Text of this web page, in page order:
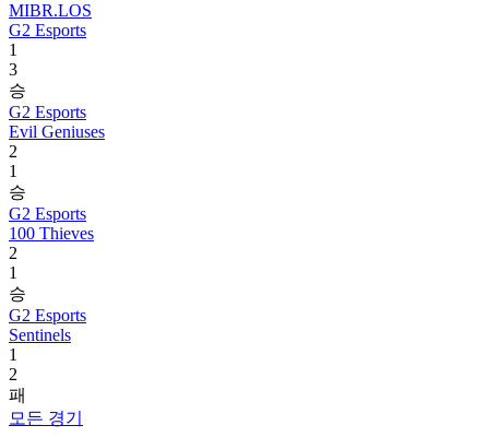
MIBR.LOS
G2 Esports
1
3
승
G2 Esports
Evil Geniuses
2
1
승
G2 Esports
100 Thieves
2
1
승
G2 Esports
Sentinels
1
2
패
모든 경기